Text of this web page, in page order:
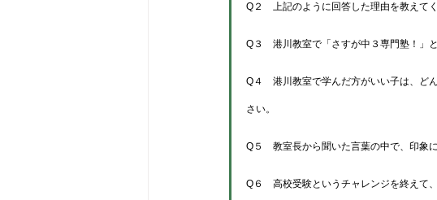
Q２　上記のように回答した理由を教えてく
Q３　港川教室で「さすが中３専門塾！」
Q４　港川教室で学んだ方がいい子は、ど
さい。
Q５　教室長から聞いた言葉の中で、印象
Q６　高校受験というチャレンジを終えて